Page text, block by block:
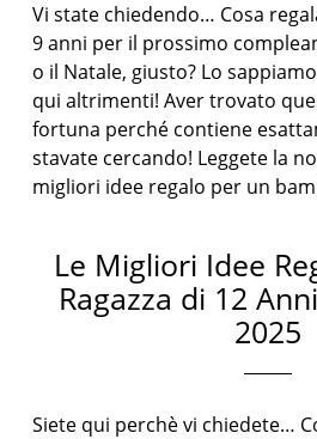
Vi state chiedendo… Cosa
9 anni per il prossimo
o il Natale, giusto? Lo
qui altrimenti! Aver trovato
fortuna perché contiene
stavate cercando! Leggete la
migliori idee regalo per un
Le Migliori Idee
Ragazza di 12
2025
Siete qui perchè vi chiedete…